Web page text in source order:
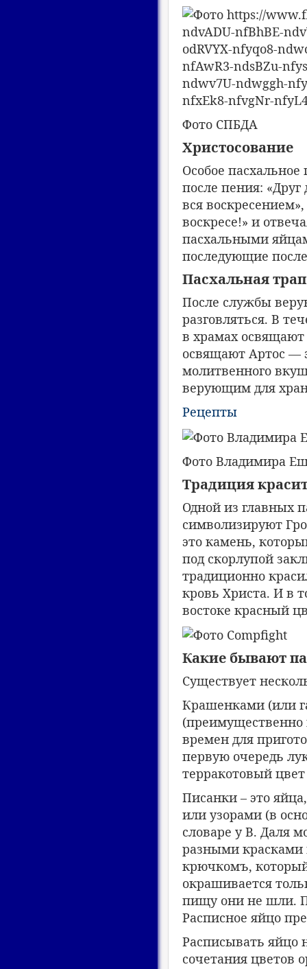
Фото СПБДА
Христосование
Особое
после пения:
вся
воскресе!» и
пасхальными
последующие
Пасхальная
После службы
разговляться. В
в храмах
освящают Артос —
молитвенного
верующим для
Рецепты
Фото Владимира
Традиция
Одной из главных
символизируют
это камень,
под скорлупой
традиционно
кровь Христа. И в
востоке красный
Какие бывают
Существует
Крашенками (или
(преимущественно
времен для
первую очередь
терракотовый
Писанки – это
или узорами (в
словаре у В. Даля
разными красками
крючкомъ,
окрашивается
пищу они не шли.
Расписное яйцо
Расписывать яйцо
сочетания цветов